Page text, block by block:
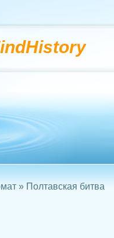
» Полтавская битва